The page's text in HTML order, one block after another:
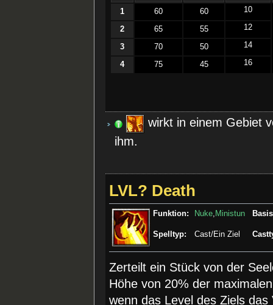
1 60 60 10
2 65 55 12
3 70 50 14
4 75 45 16
wirkt in einem Gebiet
ihm.
LVL? Death
Funktion: Nuke, Ministun
Spelltyp: Cast/Ein Ziel
Zerteilt ein Stück von der
Höhe von 20% der
wenn das Level des Ziels